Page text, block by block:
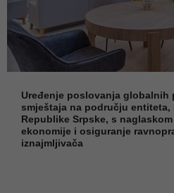
Uređenje poslovanja globalnih
smještaja na području entiteta,
Republike Srpske, s
ekonomije i osiguranje
iznajmljivača